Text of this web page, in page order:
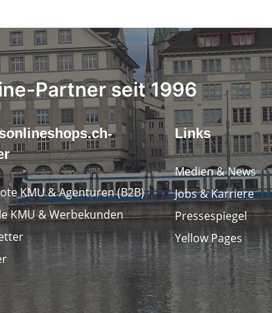
Partner seit 1996
KMU & Agenturen (B2B)
KMU & Werbekunden
Links
Medien & News
Jobs & Karriere
Pressespiegel
Yellow Pages